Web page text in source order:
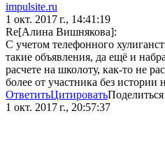
impulsite.ru
1 окт. 2017 г., 14:41:19
Re[Алина Вишнякова]:
С учетом телефонного
такие объявления, да ещё и
расчете на школоту, как-то не
более от участника без истории
ОтветитьЦитироватьПоделиться
1 окт. 2017 г., 20:57:37